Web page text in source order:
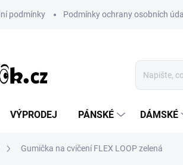
podmínky Podmínky ochrany osobních
VÝPRODEJ PÁNSKÉ DÁMSKÉ
Gumička na cvičení FLEX LOOP zelená